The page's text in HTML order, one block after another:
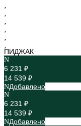
ПИДЖАК
6 231 ₽
14 539 ₽
Добавлено
6 231 ₽
14 539 ₽
Добавлено